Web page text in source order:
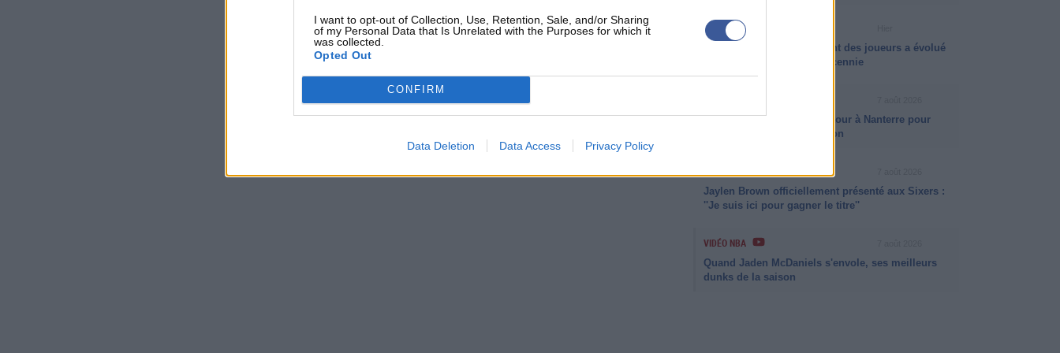
I want to opt-out of Collection, Use, Retention, Sale, and/or Sharing
of my Personal Data that Is Unrelated with the Purposes for which it
was collected.
Opted Out
CONFIRM
Data Deletion Data Access Privacy Policy
INFO ISB
Comment le développement des joueurs a évolué
au cours de la dernière décennie
Victor Wembanyama de retour à Nanterre pour
préparer la prochaine saison
Jaylen Brown officiellement présenté aux Sixers :
''Je suis ici pour gagner le titre''
VIDÉO NBA
Quand Jaden McDaniels s'envole, ses meilleurs
dunks de la saison